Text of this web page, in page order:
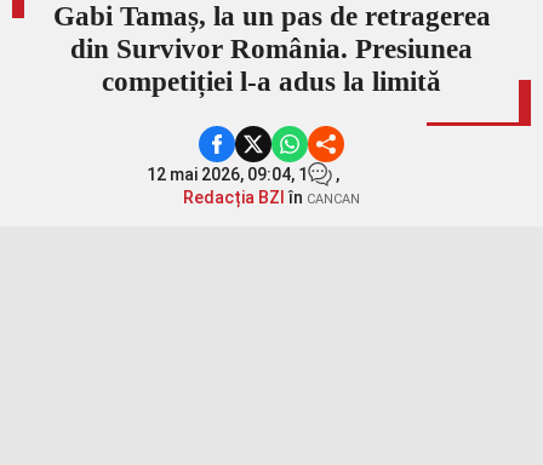
Gabi Tamaș, la un pas de retragerea
din Survivor România. Presiunea
competiției l-a adus la limită
12 mai 2026, 09:04, 1
,
Redacția BZI în CANCAN